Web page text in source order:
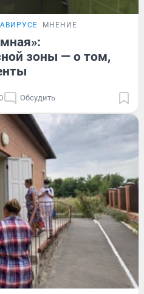
МНЕНИЕ
зоны — о том,
Обсудить